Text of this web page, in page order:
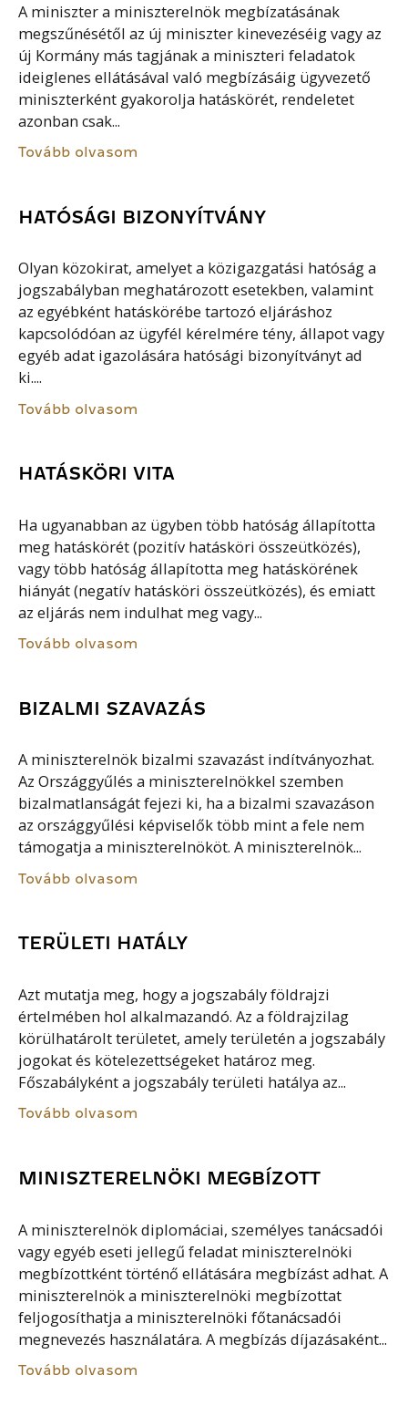
A miniszter a miniszterelnök megbízatásának
megszűnésétől az új miniszter kinevezéséig vagy az
új Kormány más tagjának a miniszteri feladatok
ideiglenes ellátásával való megbízásáig ügyvezető
miniszterként gyakorolja hatáskörét, rendeletet
azonban csak...
Tovább olvasom
HATÓSÁGI BIZONYÍTVÁNY
Olyan közokirat, amelyet a közigazgatási hatóság a
jogszabályban meghatározott esetekben, valamint
az egyébként hatáskörébe tartozó eljáráshoz
kapcsolódóan az ügyfél kérelmére tény, állapot vagy
egyéb adat igazolására hatósági bizonyítványt ad
ki....
Tovább olvasom
HATÁSKÖRI VITA
Ha ugyanabban az ügyben több hatóság állapította
meg hatáskörét (pozitív hatásköri összeütközés),
vagy több hatóság állapította meg hatáskörének
hiányát (negatív hatásköri összeütközés), és emiatt
az eljárás nem indulhat meg vagy...
Tovább olvasom
BIZALMI SZAVAZÁS
A miniszterelnök bizalmi szavazást indítványozhat.
Az Országgyűlés a miniszterelnökkel szemben
bizalmatlanságát fejezi ki, ha a bizalmi szavazáson
az országgyűlési képviselők több mint a fele nem
támogatja a miniszterelnököt. A miniszterelnök...
Tovább olvasom
TERÜLETI HATÁLY
Azt mutatja meg, hogy a jogszabály földrajzi
értelmében hol alkalmazandó. Az a földrajzilag
körülhatárolt területet, amely területén a jogszabály
jogokat és kötelezettségeket határoz meg.
Főszabályként a jogszabály területi hatálya az...
Tovább olvasom
MINISZTERELNÖKI MEGBÍZOTT
A miniszterelnök diplomáciai, személyes tanácsadói
vagy egyéb eseti jellegű feladat miniszterelnöki
megbízottként történő ellátására megbízást adhat. A
miniszterelnök a miniszterelnöki megbízottat
feljogosíthatja a miniszterelnöki főtanácsadói
megnevezés használatára. A megbízás díjazásaként...
Tovább olvasom